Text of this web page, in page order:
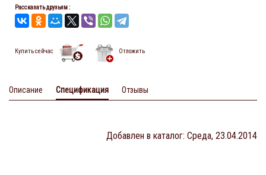
Рассказать друзьям:
Купить сейчас Отложить
Описание Спецификация Отзывы
Добавлен в каталог: Среда, 23.04.2014